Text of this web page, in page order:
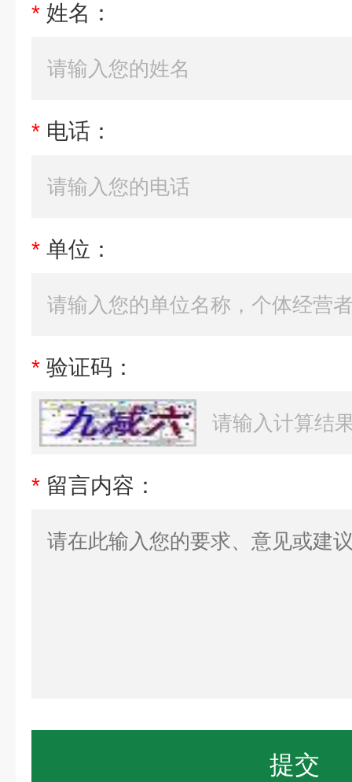
* 姓名：
* 电话：
* 单位：
* 验证码：
* 留言内容：